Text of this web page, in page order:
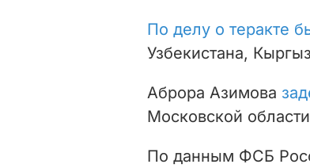
По делу о теракте
Узбекистана,
Аброра Азимова
Московской
По данным ФСБ